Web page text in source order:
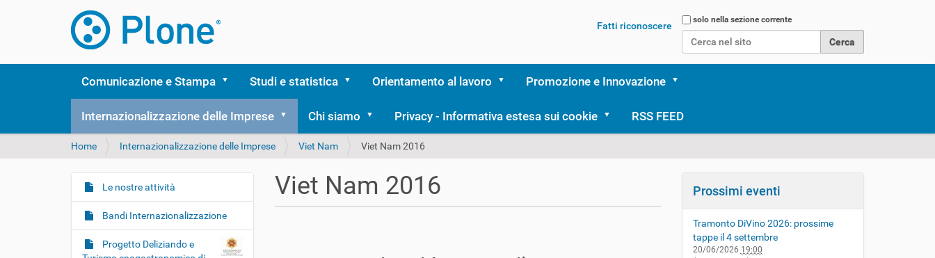
Cerca nel sito
solo nella sezione corrente
Fatti riconoscere
Comunicazione e Stampa Studi e statistica Orientamento al lavoro Promozione e Innovazione
Internazionalizzazione delle Imprese Chi siamo Privacy - Informativa estesa sui cookie RSS FEED
T
s
i
u
Home Internazionalizzazione delle Imprese Viet Nam Viet Nam 2016
Viet Nam 2016
N
a
v
Le nostre attività
Bandi Internazionalizzazione
Progetto Deliziando e
Prossimi eventi
Tramonto DiVino 2026: prossime
tappe il 4 settembre
20/06/2026 19:00